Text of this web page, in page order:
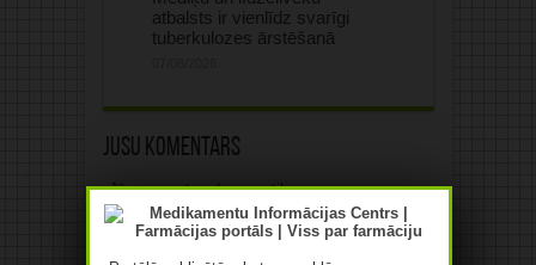
atbalsts ir vienlīdz svarīgi
tuberkulozes ārstēšanā
Jūsu komentārs
Jūsu e-pasta adrese netiks
publicēta.Atzīmētie lauki ir obligāti*